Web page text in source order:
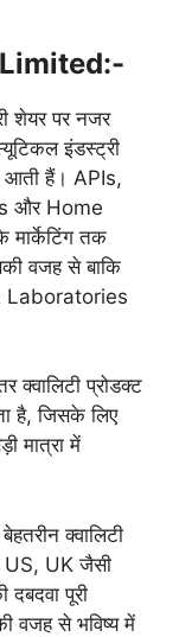
शेयर पर नजर
इंडस्ट्री
आती हैं। APIs,
और Home
तक
वजह से बाकि
Laboratories
प्रोडक्ट
है, जिसके लिए
मात्रा में
क्वालिटी
US, UK जैसी
दबदवा पूरी
वजह से भविष्य में